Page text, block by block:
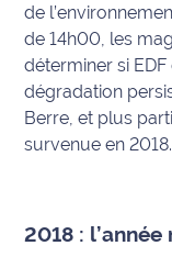
Justice
Météo
Santé
de
de 14h00, les
déterminer si
dégradation
Berre, et plus
survenue en 2018.
2018 : l’année